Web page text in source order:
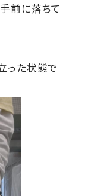
前に落ちて
った状態で